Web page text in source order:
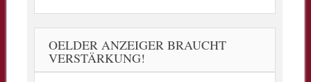
OELDER ANZEIGER BRAUCHT
VERSTÄRKUNG!